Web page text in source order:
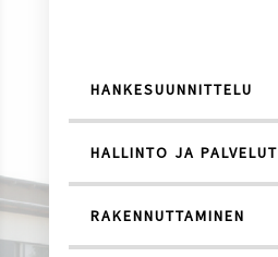
HANKESUUNNITTELU
HALLINTO JA PALVELUT
RAKENNUTTAMINEN